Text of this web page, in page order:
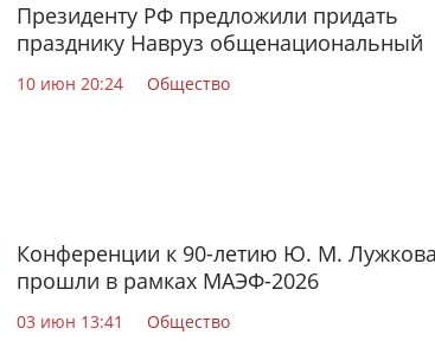
Президенту РФ предложили придать
празднику Навруз общенациональный
10 июн 20:24 Общество
Конференции к 90-летию Ю. М. Лужкова
прошли в рамках МАЭФ-2026
03 июн 13:41
Общество